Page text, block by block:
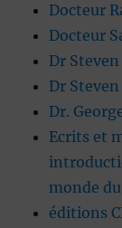
Docteur
Docteur
Dr
Dr
Dr.
Ecrits et
monde
éditions